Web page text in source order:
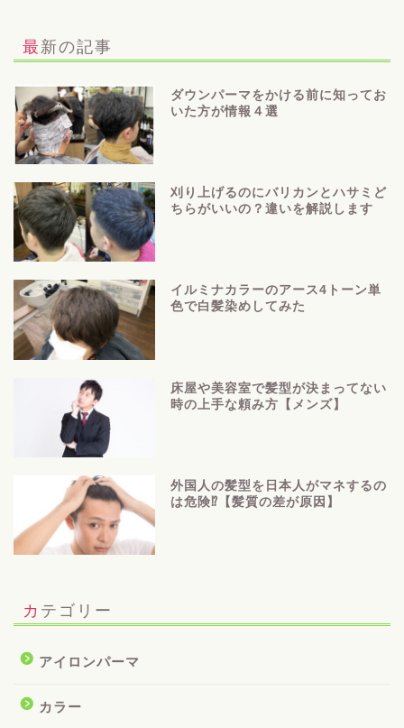
最新の記事
ダウンパーマをかける前に知ってお
いた方が情報４選
刈り上げるのにバリカンとハサミど
ちらがいいの？違いを解説します
イルミナカラーのアース4トーン単
色で白髪染めしてみた
床屋や美容室で髪型が決まってない
時の上手な頼み方【メンズ】
外国人の髪型を日本人がマネするの
は危険⁉【髪質の差が原因】
カテゴリー
アイロンパーマ
カラー